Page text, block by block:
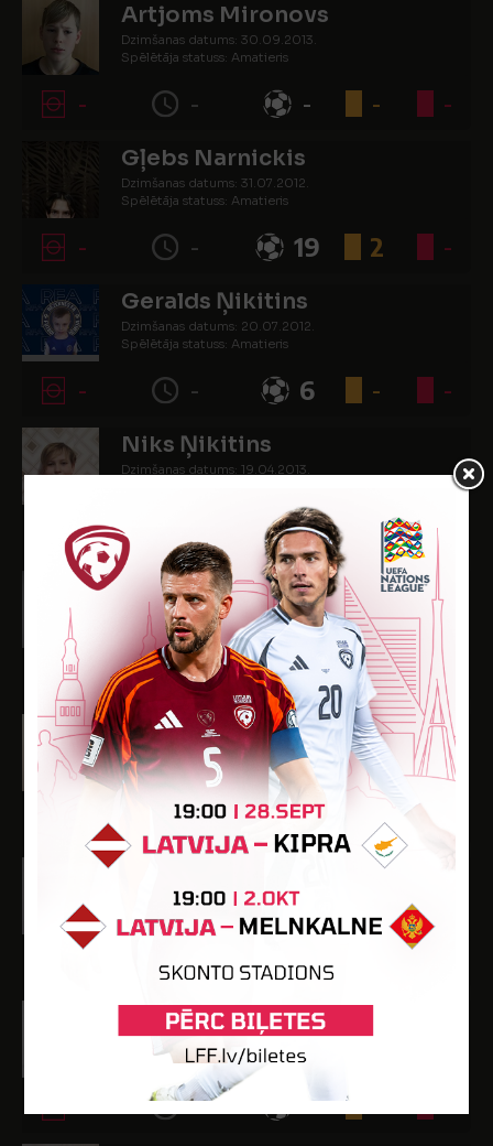
Artjoms Mironovs
Dzimšanas datums: 30.09.2013.
Spēlētāja statuss: Amatieris
- - - - -
Gļebs Narnickis
Dzimšanas datums: 31.07.2012.
Spēlētāja statuss: Amatieris
- - 19 2 -
Geralds Ņikitins
Dzimšanas datums: 20.07.2012.
Spēlētāja statuss: Amatieris
- - 6 - -
Niks Ņikitins
Dzimšanas datums: 19.04.2013.
- - - -
Danila Perehoževs
Dzimšanas datums: 25.01.2013.
Spēlētāja statuss: Amatieris
- - 3 - -
Aleksandrs Polovinskis
Dzimšanas datums: 23.02.2013.
Spēlētāja statuss: Amatieris
- 2 -
Dzimšanas datums: 19.08.2012.
Spēlētāja statuss: Amatieris
- -
Adrians Markuss Ramdoss
Spēlētāja statuss: Amatieris
- - - - -